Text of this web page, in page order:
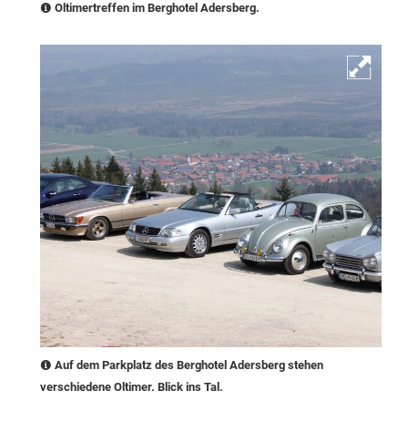
Oltimertreffen im Berghotel Adersberg.
Auf dem Parkplatz des Berghotel Adersberg stehen
verschiedene Oltimer. Blick ins Tal.